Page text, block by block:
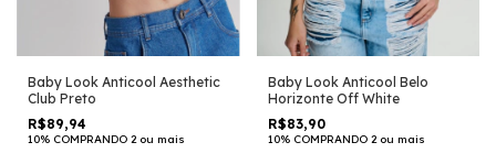
Baby Look Anticool Aesthetic
Club Preto
R$89,94
10% COMPRANDO 2 ou mais
Baby Look Anticool Belo
Horizonte Off White
R$83,90
10% COMPRANDO 2 ou mais